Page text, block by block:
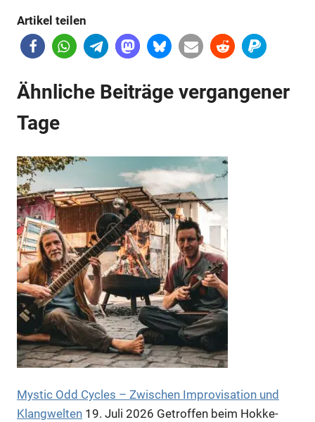
Artikel teilen
Ähnliche Beiträge vergangener
Tage
Mystic Odd Cycles – Zwischen Improvisation und
Klangwelten 19. Juli 2026 Getroffen beim Hokke-